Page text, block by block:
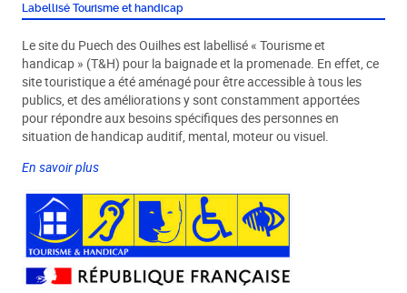
Labellisé Tourisme et handicap
Le site du Puech des Ouilhes est labellisé « Tourisme et
handicap » (T&H) pour la baignade et la promenade. En effet, ce
site touristique a été aménagé pour être accessible à tous les
publics, et des améliorations y sont constamment apportées
pour répondre aux besoins spécifiques des personnes en
situation de handicap auditif, mental, moteur ou visuel.
En savoir plus